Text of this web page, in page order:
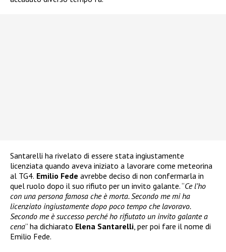
Santarelli ha rivelato di essere stata ingiustamente
licenziata quando aveva iniziato a lavorare come meteorina
al TG4. Emilio Fede avrebbe deciso di non confermarla in
quel ruolo dopo il suo rifiuto per un invito galante. “Ce l’ho
con una persona famosa che è morta. Secondo me mi ha
licenziato ingiustamente dopo poco tempo che lavoravo.
Secondo me è successo perché ho rifiutato un invito galante a
cena” ha dichiarato Elena Santarelli , per poi fare il nome di
Emilio Fede.